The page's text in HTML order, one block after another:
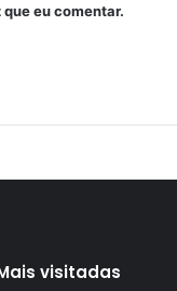
eu comentar.
visitadas